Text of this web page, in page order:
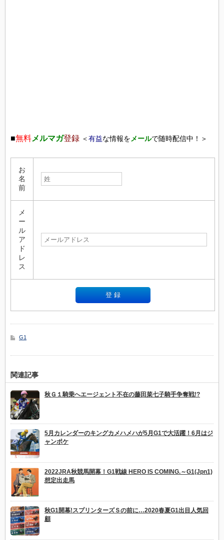
■無料メルマガ登録 ＜有益な情報を メールで随時配信中！＞
お
名
前
メ
ー
ル
ア
ド
レ
ス
G1
関連記事
秋Ｇ１騎乗へエージェント不在の藤田菜七子騎手争奪戦!?
5月カレンダーのキングカメハメハが5月G1で大活躍！6月はジ
ャンポケ
2022JRA秋競馬開幕！G1戦線 HERO IS COMING.～G1(Jpn1)
想定出走馬
秋G1開幕!スプリンターズＳの前に…2020春夏G1出目人気回
顧